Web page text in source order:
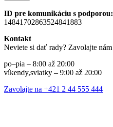
ID pre komunikáciu s podporou:
14841702863524841883
Kontakt
Neviete si dať rady? Zavolajte nám
po–pia – 8:00 až 20:00
víkendy,sviatky – 9:00 až 20:00
Zavolajte na +421 2 44 555 444